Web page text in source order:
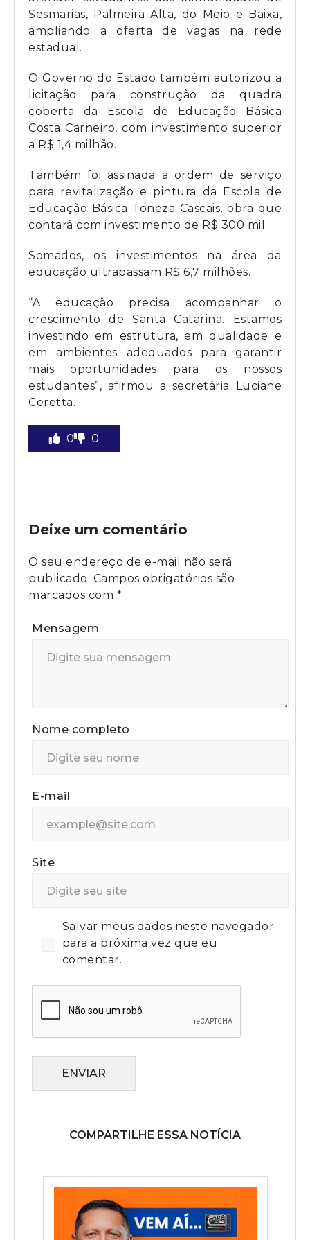
Sesmarias, Palmeira Alta, do Meio e Baixa,
ampliando a oferta de vagas na rede
estadual.
O Governo do Estado também autorizou a
licitação para construção da quadra
coberta da Escola de Educação Básica
Costa Carneiro, com investimento superior
a R$ 1,4 milhão.
Também foi assinada a ordem de serviço
para revitalização e pintura da Escola de
Educação Básica Toneza Cascais, obra que
contará com investimento de R$ 300 mil.
Somados, os investimentos na área da
educação ultrapassam R$ 6,7 milhões.
“A educação precisa acompanhar o
crescimento de Santa Catarina. Estamos
investindo em estrutura, em qualidade e
em ambientes adequados para garantir
mais oportunidades para os nossos
estudantes”, afirmou a secretária Luciane
Ceretta.
0 0
Deixe um comentário
O seu endereço de e-mail não será
publicado. Campos obrigatórios são
marcados com *
Mensagem
Nome completo
E-mail
Site
Salvar meus dados neste navegador
para a próxima vez que eu
comentar.
ENVIAR
COMPARTILHE ESSA NOTÍCIA